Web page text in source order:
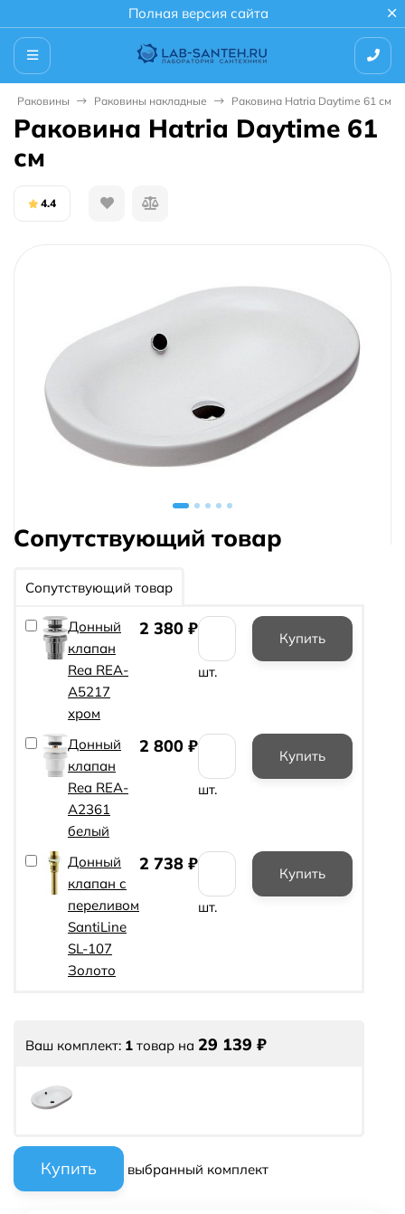
Полная версия сайта
Раковины Раковины накладные Раковина Hatria Daytime 61 см
Раковина Hatria Daytime 61
см
4.4
Сопутствующий товар
Сопутствующий товар
Донный
клапан
Rea REA-
A5217
хром
2 380 ₽
шт.
Донный
клапан
Rea REA-
A2361
белый
2 800 ₽
шт.
Донный
клапан с
переливом
SantiLine
SL-107
Золото
2 738 ₽
шт.
Ваш комплект: 1 товар на 29 139 ₽
выбранный комплект